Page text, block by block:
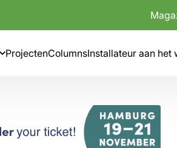
ProjectenColumnsInstallateur aan het